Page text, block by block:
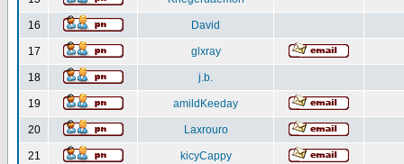
16 David
17 glxray
18 j.b.
19 amildKeeday
20 Laxrouro
21 kicyCappy